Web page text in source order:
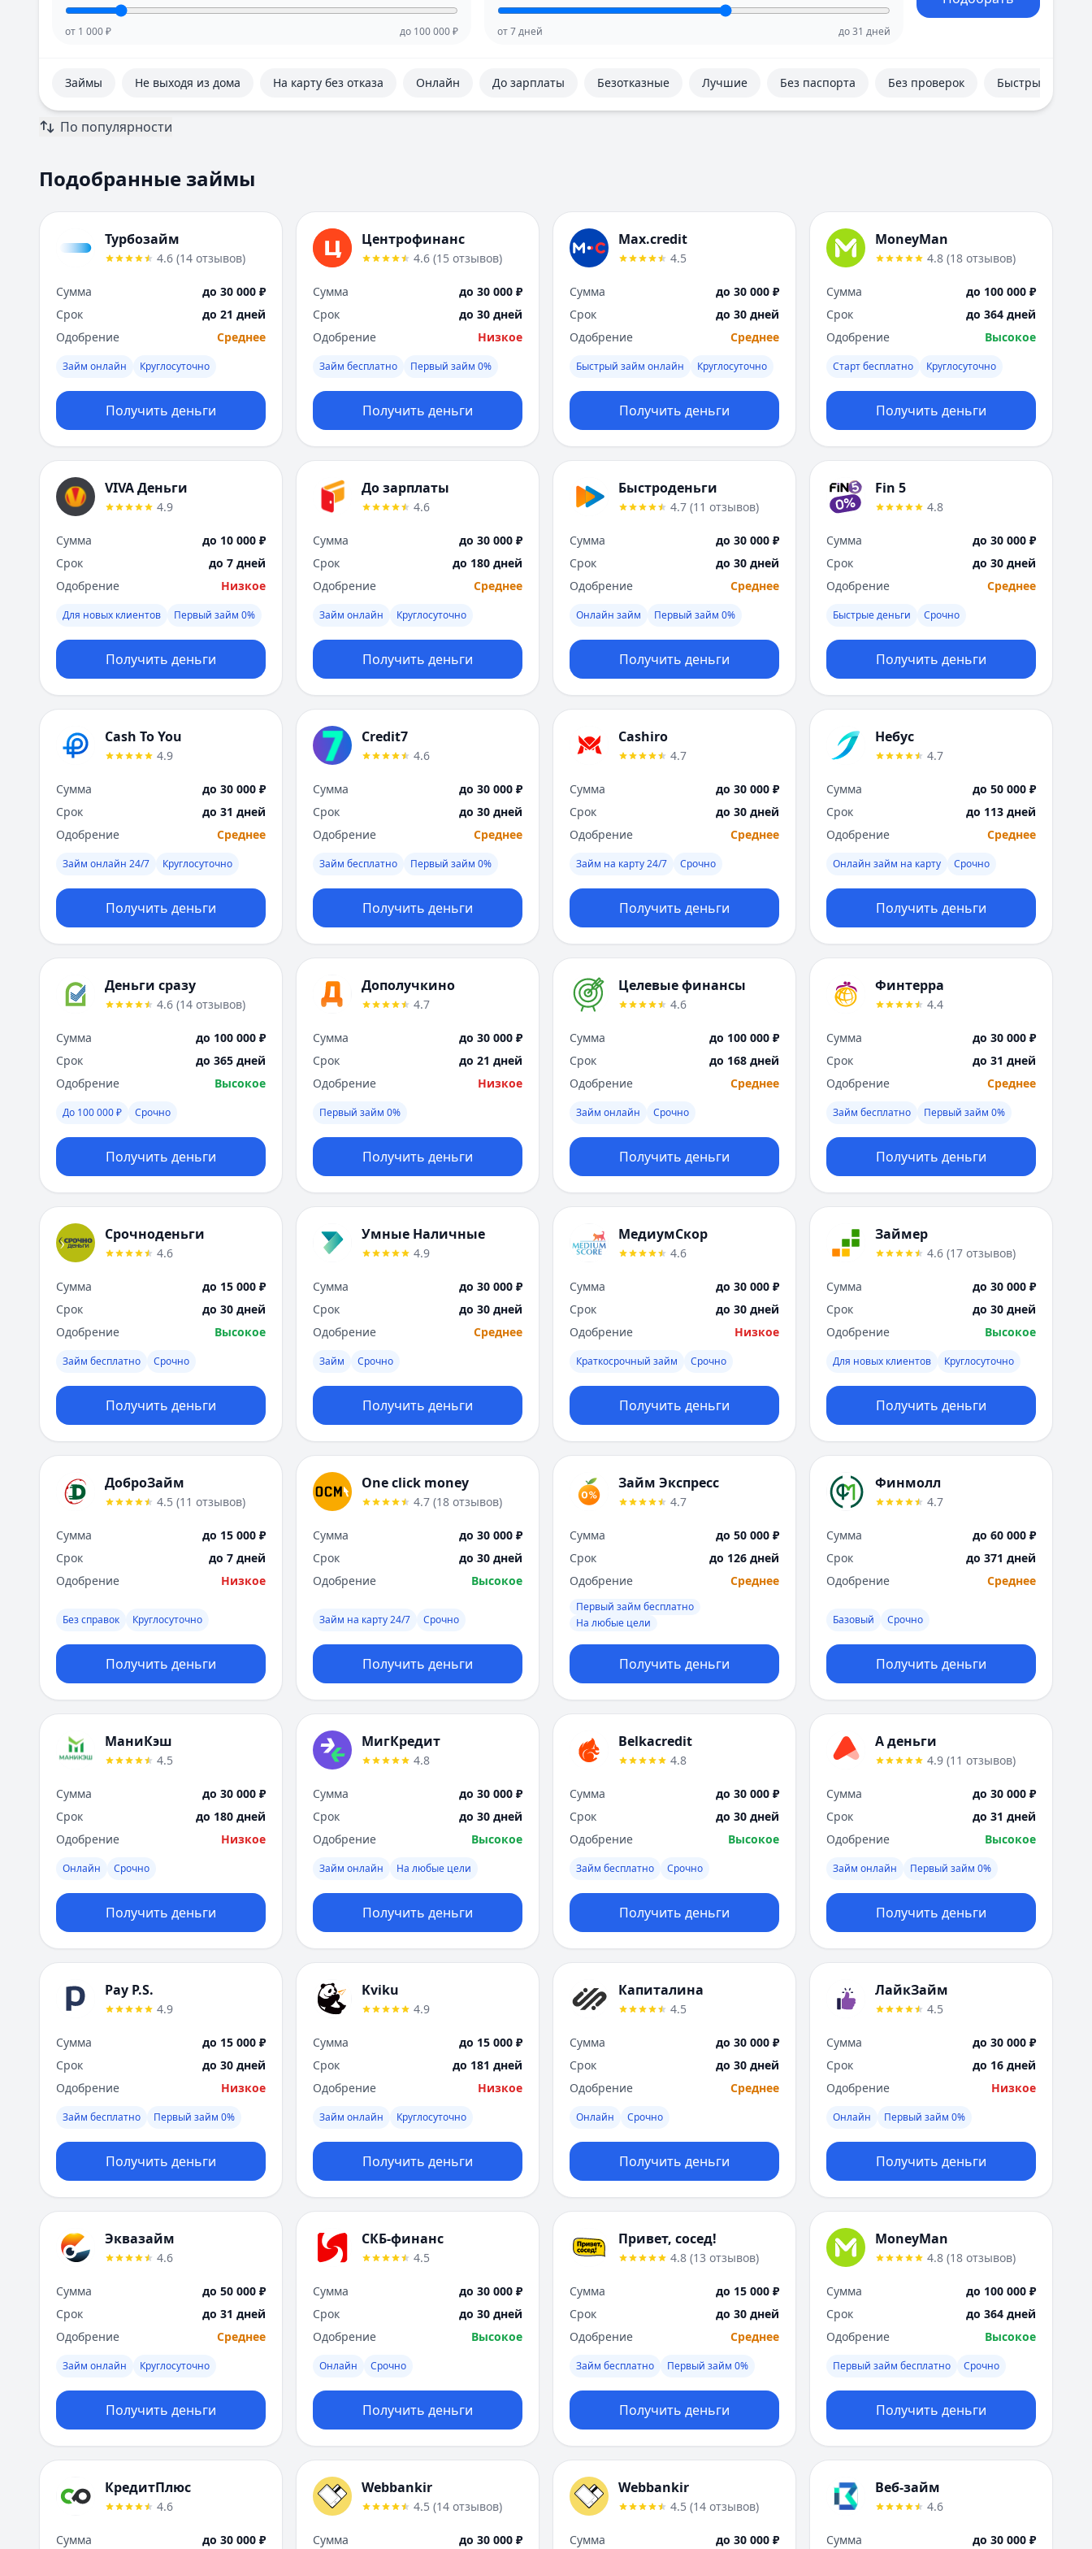
Ижевск
Иркутск
Красноярск
Курск
Липецк
Магнитогорск
Махачкала
Набережные Челны
Новокузнецк
Омск
Оренбург
Р
Рязань
Самара
Санкт-Петербург
Севастополь
Томск
Тула
Тюмень
У
Ульяновск
Х
Хабаровск
Чебоксары
Челябинск
Ярославль
Вся Россия
от 1 000₽ до 100 000₽ от7дней до31 дней
Займы Не выходя из дома На карту без отказа Онлайн До зарплаты Безотказные Лучшие Без паспорта Без проверок Быстрые
По популярности
Подобранные займы
Турбозайм
4.6 (14 отзывов)
Сумма
до 30 000 ₽
Срок
до 21 дней
Одобрение
Среднее
Займ онлайн Круглосуточно
Получить деньги
Центрофинанс
4.6 (15 отзывов)
Сумма
до 30 000 ₽
Срок
до 30 дней
Одобрение
Низкое
Займ бесплатно Первый займ 0%
Получить деньги
Max.credit
4.5
Сумма
до 30 000 ₽
Срок
до 30 дней
Одобрение
Среднее
Быстрый займ онлайн Круглосуточно
Получить деньги
MoneyMan
4.8 (18 отзывов)
Сумма
до 100 000 ₽
Срок
до 364 дней
Одобрение
Высокое
Старт бесплатно Круглосуточно
Получить деньги
VIVA Деньги
4.9
Сумма
до 10 000 ₽
Срок
до 7 дней
Одобрение
Низкое
Для новых клиентов Первый займ 0%
Получить деньги
До зарплаты
4.6
Сумма
до 30 000 ₽
Срок
до 180 дней
Одобрение
Среднее
Займ онлайн Круглосуточно
Получить деньги
Быстроденьги
4.7 (11 отзывов)
Сумма
до 30 000 ₽
Срок
до 30 дней
Одобрение
Среднее
Онлайн займ Первый займ 0%
Получить деньги
Fin 5
4.8
Сумма
до 30 000 ₽
Срок
до 30 дней
Одобрение
Среднее
Быстрые деньги Срочно
Получить деньги
Cash To You
4.9
Сумма
до 30 000 ₽
Срок
до 31 дней
Одобрение
Среднее
Займ онлайн 24/7 Круглосуточно
Получить деньги
Credit7
4.6
Сумма
до 30 000 ₽
Срок
до 30 дней
Одобрение
Среднее
Займ бесплатно Первый займ 0%
Получить деньги
Cashiro
4.7
Сумма
до 30 000 ₽
Срок
до 30 дней
Одобрение
Среднее
Займ на карту 24/7 Срочно
Получить деньги
Небус
4.7
Сумма
до 50 000 ₽
Срок
до 113 дней
Одобрение
Среднее
Онлайн займ на карту Срочно
Получить деньги
Деньги сразу
4.6 (14 отзывов)
Сумма
до 100 000 ₽
Срок
до 365 дней
Одобрение
Высокое
До 100 000 ₽ Срочно
Получить деньги
Дополучкино
4.7
Сумма
до 30 000 ₽
Срок
до 21 дней
Одобрение
Низкое
Первый займ 0%
Получить деньги
Целевые финансы
4.6
Сумма
до 100 000 ₽
Срок
до 168 дней
Одобрение
Среднее
Займ онлайн Срочно
Получить деньги
Финтерра
4.4
Сумма
до 30 000 ₽
Срок
до 31 дней
Одобрение
Среднее
Займ бесплатно Первый займ 0%
Получить деньги
Срочноденьги
4.6
Сумма
до 15 000 ₽
Срок
до 30 дней
Одобрение
Высокое
Займ бесплатно Срочно
Получить деньги
Умные Наличные
4.9
Сумма
до 30 000 ₽
Срок
до 30 дней
Одобрение
Среднее
Займ Срочно
Получить деньги
МедиумСкор
4.6
Сумма
до 30 000 ₽
Срок
до 30 дней
Одобрение
Низкое
Краткосрочный займ Срочно
Получить деньги
Займер
4.6 (17 отзывов)
Сумма
до 30 000 ₽
Срок
до 30 дней
Одобрение
Высокое
Для новых клиентов Круглосуточно
Получить деньги
ДоброЗайм
4.5 (11 отзывов)
Сумма
до 15 000 ₽
Срок
до 7 дней
Одобрение
Низкое
Без справок Круглосуточно
Получить деньги
One click money
4.7 (18 отзывов)
Сумма
до 30 000 ₽
Срок
до 30 дней
Одобрение
Высокое
Займ на карту 24/7 Срочно
Получить деньги
Займ Экспресс
4.7
Сумма
до 50 000 ₽
Срок
до 126 дней
Одобрение
Среднее
Первый займ бесплатно
На любые цели
Получить деньги
Финмолл
4.7
Сумма
до 60 000 ₽
Срок
до 371 дней
Одобрение
Среднее
Базовый Срочно
Получить деньги
МаниКэш
4.5
Сумма
до 30 000 ₽
Срок
до 180 дней
Одобрение
Низкое
Онлайн Срочно
Получить деньги
МигКредит
4.8
Сумма
до 30 000 ₽
Срок
до 30 дней
Одобрение
Высокое
Займ онлайн На любые цели
Получить деньги
Belkacredit
4.8
Сумма
до 30 000 ₽
Срок
до 30 дней
Одобрение
Высокое
Займ бесплатно Срочно
Получить деньги
А деньги
4.9 (11 отзывов)
Сумма
до 30 000 ₽
Срок
до 31 дней
Одобрение
Высокое
Займ онлайн Первый займ 0%
Получить деньги
Pay P.S.
4.9
Сумма
до 15 000 ₽
Срок
до 30 дней
Одобрение
Низкое
Займ бесплатно Первый займ 0%
Получить деньги
Kviku
4.9
Сумма
до 15 000 ₽
Срок
до 181 дней
Одобрение
Низкое
Займ онлайн Круглосуточно
Получить деньги
Капиталина
4.5
Сумма
до 30 000 ₽
Срок
до 30 дней
Одобрение
Среднее
Онлайн Срочно
Получить деньги
ЛайкЗайм
4.5
Сумма
до 30 000 ₽
Срок
до 16 дней
Одобрение
Низкое
Онлайн Первый займ 0%
Получить деньги
Эквазайм
4.6
Сумма
до 50 000 ₽
Срок
до 31 дней
Одобрение
Среднее
Займ онлайн Круглосуточно
Получить деньги
СКБ-финанс
4.5
Сумма
до 30 000 ₽
Срок
до 30 дней
Одобрение
Высокое
Онлайн Срочно
Получить деньги
Привет, сосед!
4.8 (13 отзывов)
Сумма
до 15 000 ₽
Срок
до 30 дней
Одобрение
Среднее
Займ бесплатно Первый займ 0%
Получить деньги
MoneyMan
4.8 (18 отзывов)
Сумма
до 100 000 ₽
Срок
до 364 дней
Одобрение
Высокое
Первый займ бесплатно Срочно
Получить деньги
КредитПлюс
4.6
Сумма до 30 000 ₽
Webbankir
4.5 (14 отзывов)
Сумма до 30 000 ₽
Webbankir
4.5 (14 отзывов)
Сумма до 30 000 ₽
Веб-займ
4.6
Сумма до 30 000 ₽